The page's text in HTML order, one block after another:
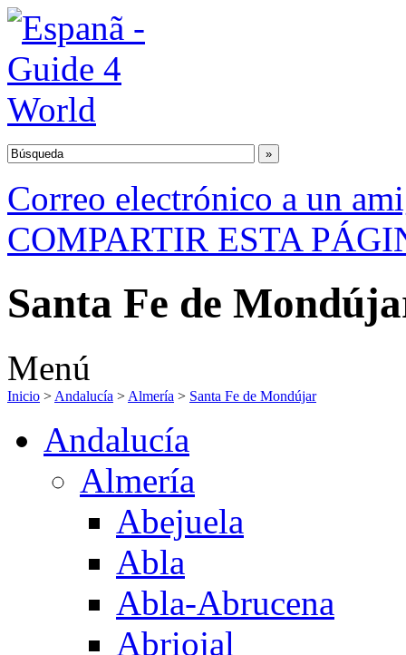
Correo electrónico a un
COMPARTIR ESTA
Santa Fe de
Menú
Inicio > Andalucía > Almería > Santa Fe de Mondújar
Andalucía
Almería
Abejuela
Abla
Abla-Abrucena
Abriojal